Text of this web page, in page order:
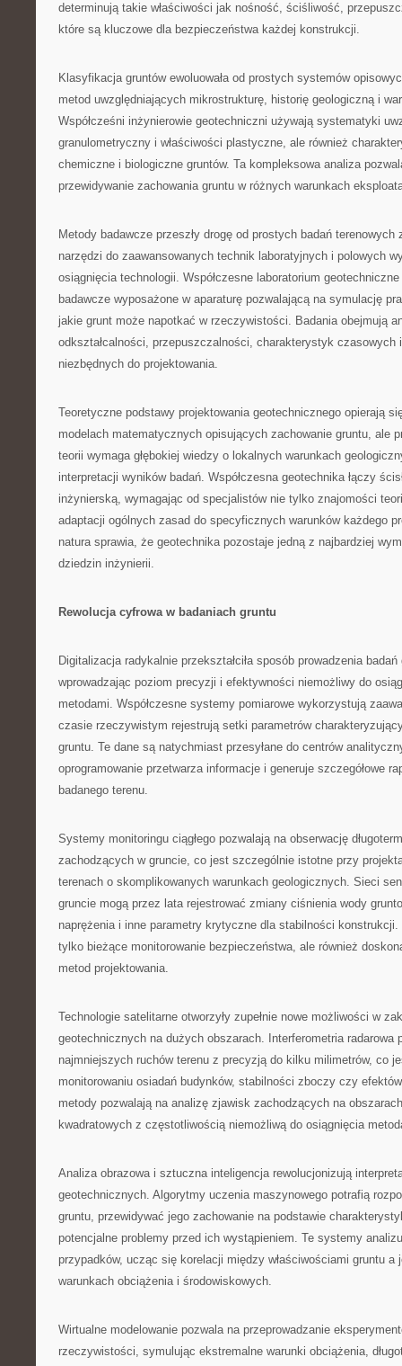
determinują takie właściwości jak nośność, ściśliwość,
które są kluczowe dla bezpieczeństwa każdej konstrukcji.
Klasyfikacja gruntów ewoluowała od prostych systemów
metod uwzględniających mikrostrukturę, historię geologiczną i
Współcześni inżynierowie geotechniczni używają systematyki
granulometryczny i właściwości plastyczne, ale również
chemiczne i biologiczne gruntów. Ta kompleksowa analiza
przewidywanie zachowania gruntu w różnych warunkach
Metody badawcze przeszły drogę od prostych badań
narzędzi do zaawansowanych technik laboratyjnych i polowych
osiągnięcia technologii. Współczesne laboratorium
badawcze wyposażone w aparaturę pozwalającą na symulację
jakie grunt może napotkać w rzeczywistości. Badania obejmują
odkształcalności, przepuszczalności, charakterystyk czasowych
niezbędnych do projektowania.
Teoretyczne podstawy projektowania geotechnicznego opierają
modelach matematycznych opisujących zachowanie gruntu, ale
teorii wymaga głębokiej wiedzy o lokalnych warunkach
interpretacji wyników badań. Współczesna geotechnika łączy
inżynierską, wymagając od specjalistów nie tylko znajomości
adaptacji ogólnych zasad do specyficznych warunków każdego
natura sprawia, że geotechnika pozostaje jedną z najbardziej
dziedzin inżynierii.
Rewolucja cyfrowa w badaniach gruntu
Digitalizacja radykalnie przekształciła sposób prowadzenia
wprowadzając poziom precyzji i efektywności niemożliwy do
metodami. Współczesne systemy pomiarowe wykorzystują
czasie rzeczywistym rejestrują setki parametrów
gruntu. Te dane są natychmiast przesyłane do centrów
oprogramowanie przetwarza informacje i generuje szczegółowe
badanego terenu.
Systemy monitoringu ciągłego pozwalają na obserwację
zachodzących w gruncie, co jest szczególnie istotne przy
terenach o skomplikowanych warunkach geologicznych. Sieci
gruncie mogą przez lata rejestrować zmiany ciśnienia wody
naprężenia i inne parametry krytyczne dla stabilności konstrukcji.
tylko bieżące monitorowanie bezpieczeństwa, ale również
metod projektowania.
Technologie satelitarne otworzyły zupełnie nowe możliwości w
geotechnicznych na dużych obszarach. Interferometria radarowa
najmniejszych ruchów terenu z precyzją do kilku milimetrów, co
monitorowaniu osiadań budynków, stabilności zboczy czy
metody pozwalają na analizę zjawisk zachodzących na
kwadratowych z częstotliwością niemożliwą do osiągnięcia
Analiza obrazowa i sztuczna inteligencja rewolucjonizują
geotechnicznych. Algorytmy uczenia maszynowego potrafią
gruntu, przewidywać jego zachowanie na podstawie
potencjalne problemy przed ich wystąpieniem. Te systemy
przypadków, ucząc się korelacji między właściwościami gruntu a
warunkach obciążenia i środowiskowych.
Wirtualne modelowanie pozwala na przeprowadzanie
rzeczywistości, symulując ekstremalne warunki obciążenia,